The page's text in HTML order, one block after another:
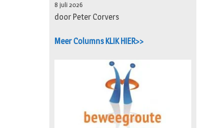
8 juli 2026
door Peter Corvers
Meer Columns KLIK HIER>>